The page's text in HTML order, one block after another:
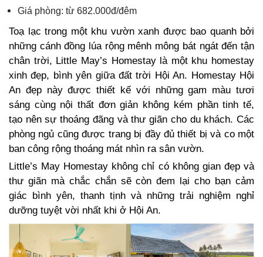
Giá phòng: từ 682.000đ/đêm
Toạ lạc trong một khu vườn xanh được bao quanh bởi
những cánh đồng lúa rộng mênh mông bát ngát đến tận
chân trời, Little May’s Homestay là một khu homestay
xinh đẹp, bình yên giữa đất trời Hội An. Homestay Hội
An đẹp này được thiết kế với những gam màu tươi
sáng cùng nội thất đơn giản không kém phần tinh tế,
tạo nên sự thoáng đãng và thư giãn cho du khách. Các
phòng ngủ cũng được trang bị đầy đủ thiết bị và co một
ban công rộng thoáng mát nhìn ra sân vườn.
Little’s May Homestay không chỉ có không gian đẹp và
thư giãn mà chắc chắn sẽ còn đem lại cho bạn cảm
giác bình yên, thanh tịnh và những trải nghiệm nghỉ
dưỡng tuyệt vời nhất khi ở Hội An.